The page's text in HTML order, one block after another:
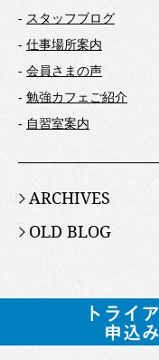
- スタッフブログ
- 仕事場所案内
- 会員さまの声
- 勉強カフェご紹介
- 自習室案内
ARCHIVES
OLD BLOG